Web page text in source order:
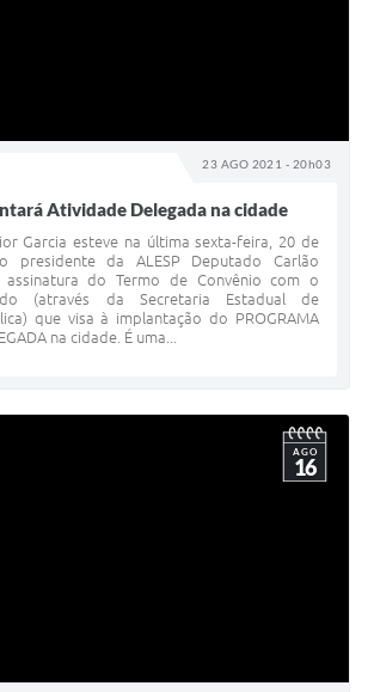
23 AGO 2021 - 20h03
Atividade Delegada na cidade
Garcia esteve na última sexta-feira, 20 de
presidente da ALESP Deputado Carlão
assinatura do Termo de Convênio com o
(através da Secretaria Estadual de
que visa à implantação do PROGRAMA
na cidade. É uma...
AGO
16